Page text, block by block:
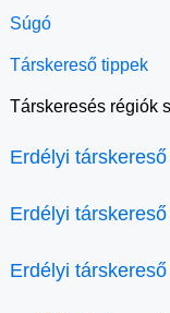
Súgó
Társkereső tippek
Társkeresés régiók
Erdélyi
Erdélyi
Erdélyi